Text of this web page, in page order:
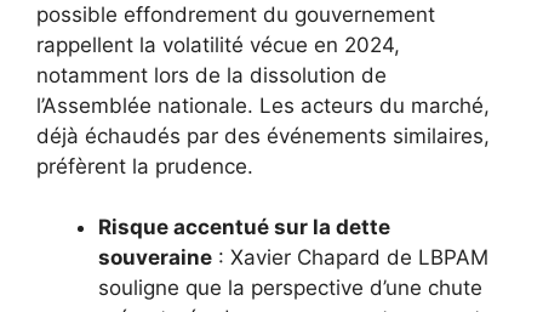
possible effondrement du gouvernement
rappellent la volatilité vécue en 2024,
notamment lors de la dissolution de
l’Assemblée nationale. Les acteurs du marché,
déjà échaudés par des événements similaires,
préfèrent la prudence.
Risque accentué sur la dette
souveraine : Xavier Chapard de LBPAM
souligne que la perspective d’une chute